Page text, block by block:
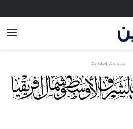
اخترنا الهجرة لنعيش بلا خوف
مساحة اعلانية